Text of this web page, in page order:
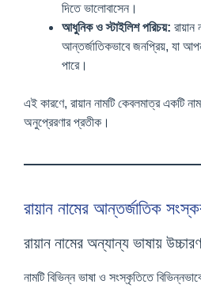
দিতে ভালোবাসেন।
আধুনিক ও স্টাইলিশ পরিচয়:
আন্তর্জাতিকভাবে জনপ্রিয়, যা
পারে।
এই কারণে, রায়ান নামটি কেবলমাত্র একটি
অনুপ্রেরণার প্রতীক।
রায়ান নামের আন্তর্জাতিক
রায়ান নামের অন্যান্য ভাষায়
নামটি বিভিন্ন ভাষা ও সংস্কৃতিতে